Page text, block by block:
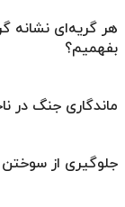
هر گریه‌ای نشانه
بفهمیم؟
ماندگاری جنگ در
جلوگیری از سوختن